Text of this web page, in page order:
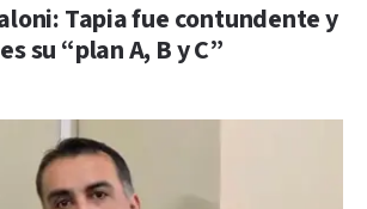
Tapia fue contundente y
su “plan A, B y C”